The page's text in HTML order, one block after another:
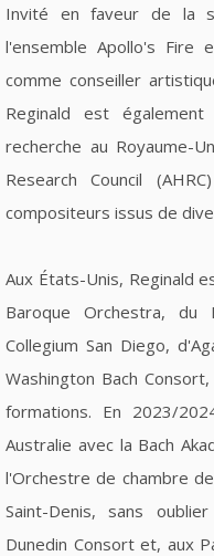
Invité en faveur de la
l'ensemble Apollo's
comme conseiller
Reginald est
recherche au Royaume-
Research Council
compositeurs issus de
Aux États-Unis, Reginald
Baroque Orchestra, du
Collegium San Diego,
Washington Bach
formations. En 2023/
Australie avec la Bach
l'Orchestre de chambre
Saint-Denis, sans
Dunedin Consort et, aux